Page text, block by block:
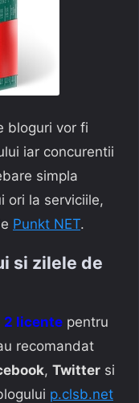
bloguri vor fi
iar concurentii
simpla
ori la serviciile,
Punkt NET.
si zilele de
2 licente pentru
recomandat
, Twitter si
p.clsb.net